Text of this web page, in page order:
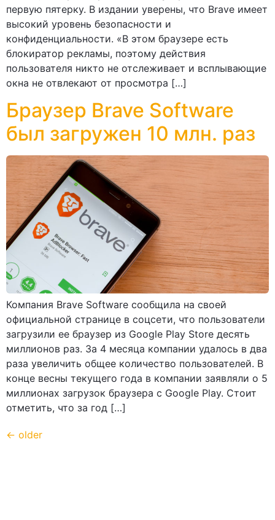
первую пятерку. В издании уверены, что Brave имеет
высокий уровень безопасности и
конфиденциальности. «В этом браузере есть
блокиратор рекламы, поэтому действия
пользователя никто не отслеживает и всплывающие
окна не отвлекают от просмотра […]
Браузер Brave Software
был загружен 10 млн. раз
Компания Brave Software сообщила на своей
официальной странице в соцсети, что пользователи
загрузили ее браузер из Google Play Store десять
миллионов раз. За 4 месяца компании удалось в два
раза увеличить общее количество пользователей. В
конце весны текущего года в компании заявляли о 5
миллионах загрузок браузера с Google Play. Стоит
отметить, что за год […]
← older